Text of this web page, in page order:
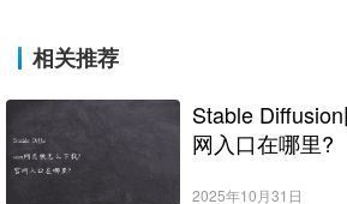
相关推荐
Stable
网入口在哪里?
2025年10月31日